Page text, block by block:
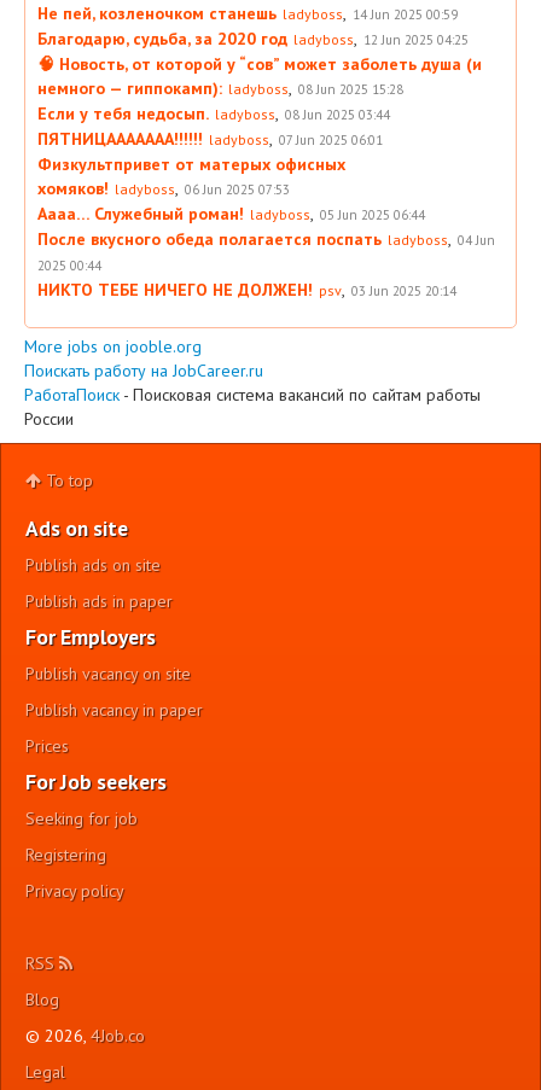
Не пей, козленочком станешь ladyboss 14 Jun 2025 00:59
Благодарю, судьба, за 2020 год ladyboss 12 Jun 2025 04:25
🧠 Новость, от которой у “сов” может заболеть душа (и
немного — гиппокамп): ladyboss 08 Jun 2025 15:28
Если у тебя недосып. ladyboss 08 Jun 2025 03:44
ПЯТНИЦААААААА!!!!!! ladyboss 07 Jun 2025 06:01
Физкультпривет от матерых офисных
хомяков! ladyboss 06 Jun 2025 07:53
Аааа… Служебный роман! ladyboss 05 Jun 2025 06:44
После вкусного обеда полагается поспать ladyboss
04 Jun
2025 00:44
НИКТО ТЕБЕ НИЧЕГО НЕ ДОЛЖЕН! psv 03 Jun 2025 20:14
More jobs on jooble.org
Поискать работу на JobCareer.ru
РаботаПоиск - Поисковая система вакансий по сайтам работы
России
To top
Ads on site
Publish ads on site
Publish ads in paper
For Employers
Publish vacancy on site
Publish vacancy in paper
Prices
For Job seekers
Seeking for job
Registering
Privacy policy
RSS
Blog
© 2026, 4Job.co
Legal